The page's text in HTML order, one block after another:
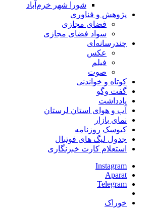
شورا شهر خرم‌آباد
پژوهش و فناوری
فضای مجازی
سواد فضای مجازی
چندرسانه‌ای
عكس
فیلم
صوت
کوتاه و خواندنی
گفت وگو
یادداشت
آب و هوای استان لرستان
نمای بازار
کیوسک روزنامه
جدول لیگ های فوتبال
استعلام کارت خبرنگاری
Instagram
Aparat
Telegram
خوراک